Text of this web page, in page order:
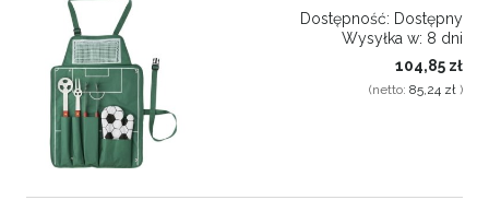
Dostępność: Dostępny
Wysyłka w: 8 dni
104,85 zł
(netto: 85,24 zł )